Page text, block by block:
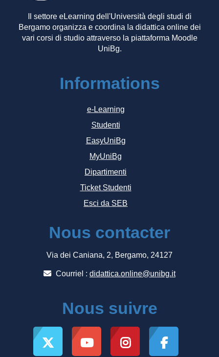
Il settore eLearning dell'Università degli studi di
Bergamo organizza e coordina la didattica online dei
vari corsi di studio attraverso la piattaforma Moodle
UniBg.
Informations
e-Learning
Studenti
EasyUniBg
MyUniBg
Dipartimenti
Ticket Studenti
Esci da SEB
Nous contacter
Via dei Caniana, 2, Bergamo, 24127
Courriel : didattica.online@unibg.it
Nous suivre